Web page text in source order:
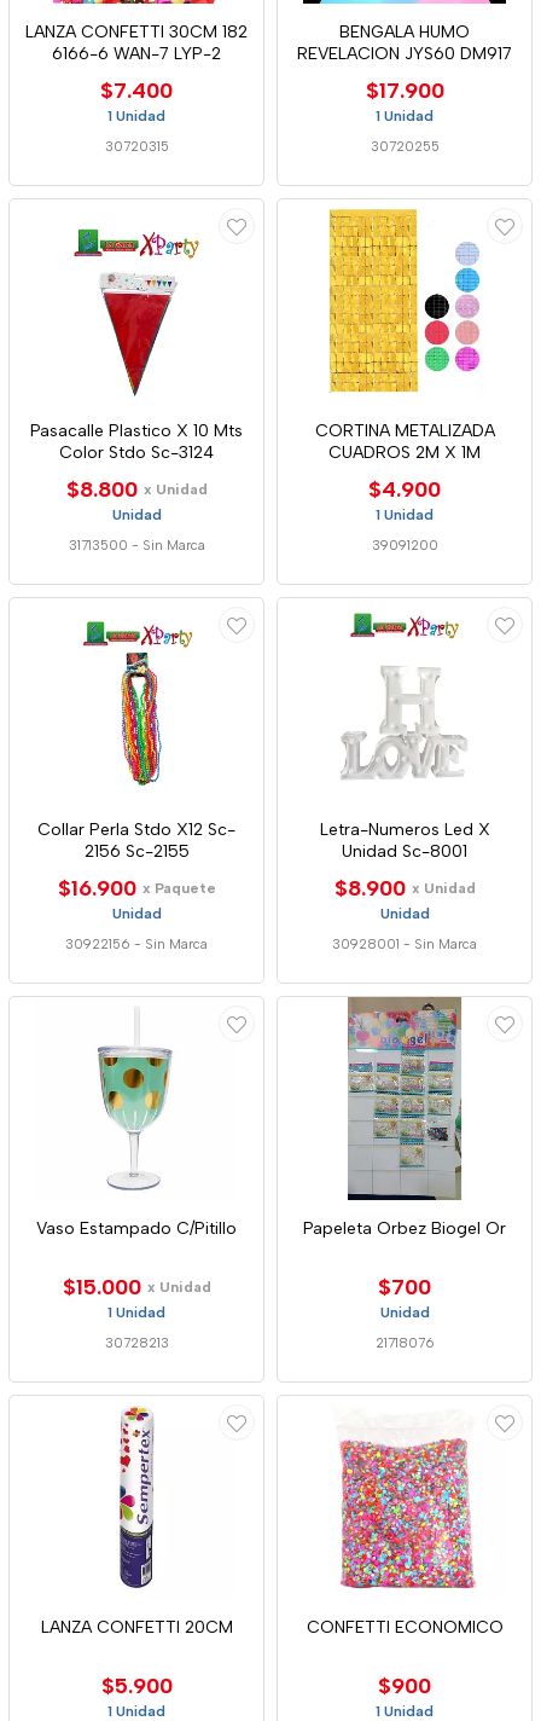
LANZA CONFETTI 30CM 182
6166-6 WAN-7 LYP-2
$7.400
1 Unidad
30720315
BENGALA HUMO
REVELACION JYS60 DM917
$17.900
1 Unidad
30720255
Pasacalle Plastico X 10 Mts
Color Stdo Sc-3124
$8.800 x Unidad
Unidad
31713500 - Sin Marca
CORTINA METALIZADA
CUADROS 2M X 1M
$4.900
1 Unidad
39091200
Collar Perla Stdo X12 Sc-
2156 Sc-2155
$16.900 x Paquete
Unidad
30922156 - Sin Marca
Letra-Numeros Led X
Unidad Sc-8001
$8.900 x Unidad
Unidad
30928001 - Sin Marca
Vaso Estampado C/Pitillo
$15.000 x Unidad
1 Unidad
30728213
Papeleta Orbez Biogel Or
$700
Unidad
21718076
LANZA CONFETTI 20CM
$5.900
1 Unidad
CONFETTI ECONOMICO
$900
1 Unidad